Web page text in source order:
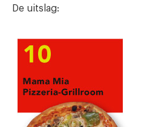
De uitslag: